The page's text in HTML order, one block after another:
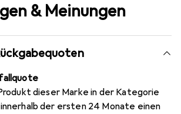
& Meinungen
dieser Marke in der Kategorie
der ersten 24 Monate einen